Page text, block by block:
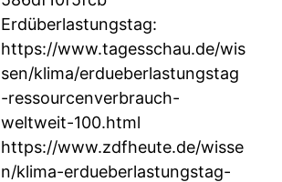
Erdüberlastungstag:
https://www.tagesschau.de/wis
sen/klima/erdueberlastungstag
-ressourcenverbrauch-
weltweit-100.html
https://www.zdfheute.de/wisse
n/klima-erdueberlastungstag-